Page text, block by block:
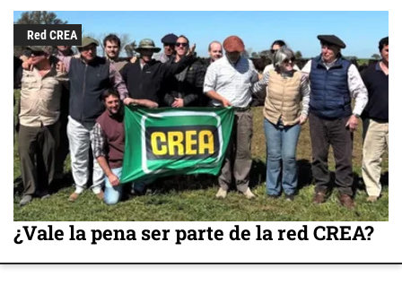
Red CREA
¿Vale la pena ser parte de la red CREA?